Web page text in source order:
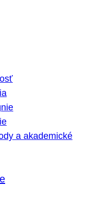
a akademické